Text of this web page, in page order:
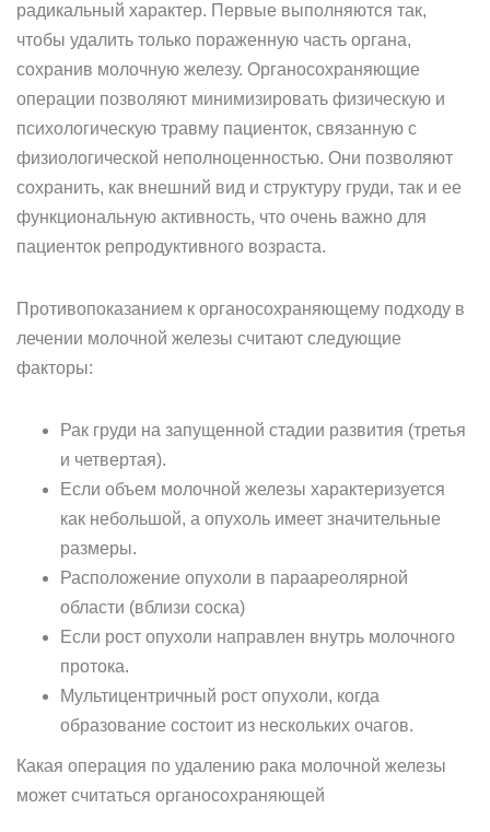
радикальный характер. Первые выполняются так,
чтобы удалить только пораженную часть органа,
сохранив молочную железу. Органосохраняющие
операции позволяют минимизировать физическую и
психологическую травму пациенток, связанную с
физиологической неполноценностью. Они позволяют
сохранить, как внешний вид и структуру груди, так и ее
функциональную активность, что очень важно для
пациенток репродуктивного возраста.
Противопоказанием к органосохраняющему подходу в
лечении молочной железы считают следующие
факторы:
Рак груди на запущенной стадии развития (третья
и четвертая).
Если объем молочной железы характеризуется
как небольшой, а опухоль имеет значительные
размеры.
Расположение опухоли в параареолярной
области (вблизи соска)
Если рост опухоли направлен внутрь молочного
протока.
Мультицентричный рост опухоли, когда
образование состоит из нескольких очагов.
Какая операция по удалению рака молочной железы
может считаться органосохраняющей